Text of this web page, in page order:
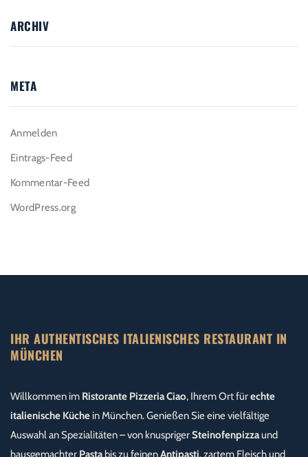
ARCHIV
META
Anmelden
Eintrags-Feed
Kommentar-Feed
WordPress.org
IHR AUTHENTISCHES ITALIENISCHES RESTAURANT IN
MÜNCHEN
Willkommen im Ristorante Pizzeria Ciao, Ihrem Ort fürechte
italienische Küche in München. Genießen Sie eine vielfältige
Auswahl an Spezialitäten – von knusprigerSteinofenpizzaund
hausgemachter Pastabis zu feinenAntipasti, zartem Fleisch und